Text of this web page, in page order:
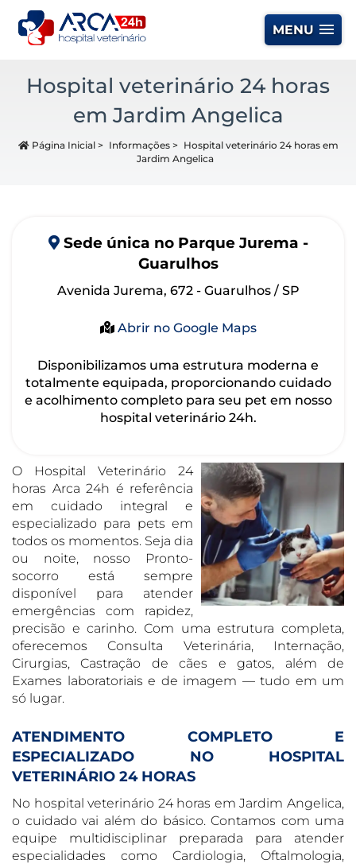
MENU
Hospital veterinário 24 horas
em Jardim Angelica
Página Inicial> Informações> Hospital veterinário 24 horas em
Jardim Angelica
Sede única no Parque Jurema -
Guarulhos
Avenida Jurema, 672 - Guarulhos / SP
Abrir no Google Maps
Disponibilizamos uma estrutura moderna e
totalmente equipada, proporcionando cuidado
e acolhimento completo para seu pet em nosso
hospital veterinário 24h.
O Hospital Veterinário 24
horas Arca 24h é referência
em cuidado integral e
especializado para pets em
todos os momentos. Seja dia
ou noite, nosso Pronto-
socorro está sempre
disponível para atender
emergências com rapidez,
precisão e carinho. Com uma estrutura completa,
oferecemos Consulta Veterinária, Internação,
Cirurgias, Castração de cães e gatos, além de
Exames laboratoriais e de imagem — tudo em um
só lugar.
ATENDIMENTO COMPLETO E
ESPECIALIZADO NO HOSPITAL
VETERINÁRIO 24 HORAS
No hospital veterinário 24 horas em Jardim Angelica,
o cuidado vai além do básico. Contamos com uma
equipe multidisciplinar preparada para atender
especialidades como Cardiologia, Oftalmologia,